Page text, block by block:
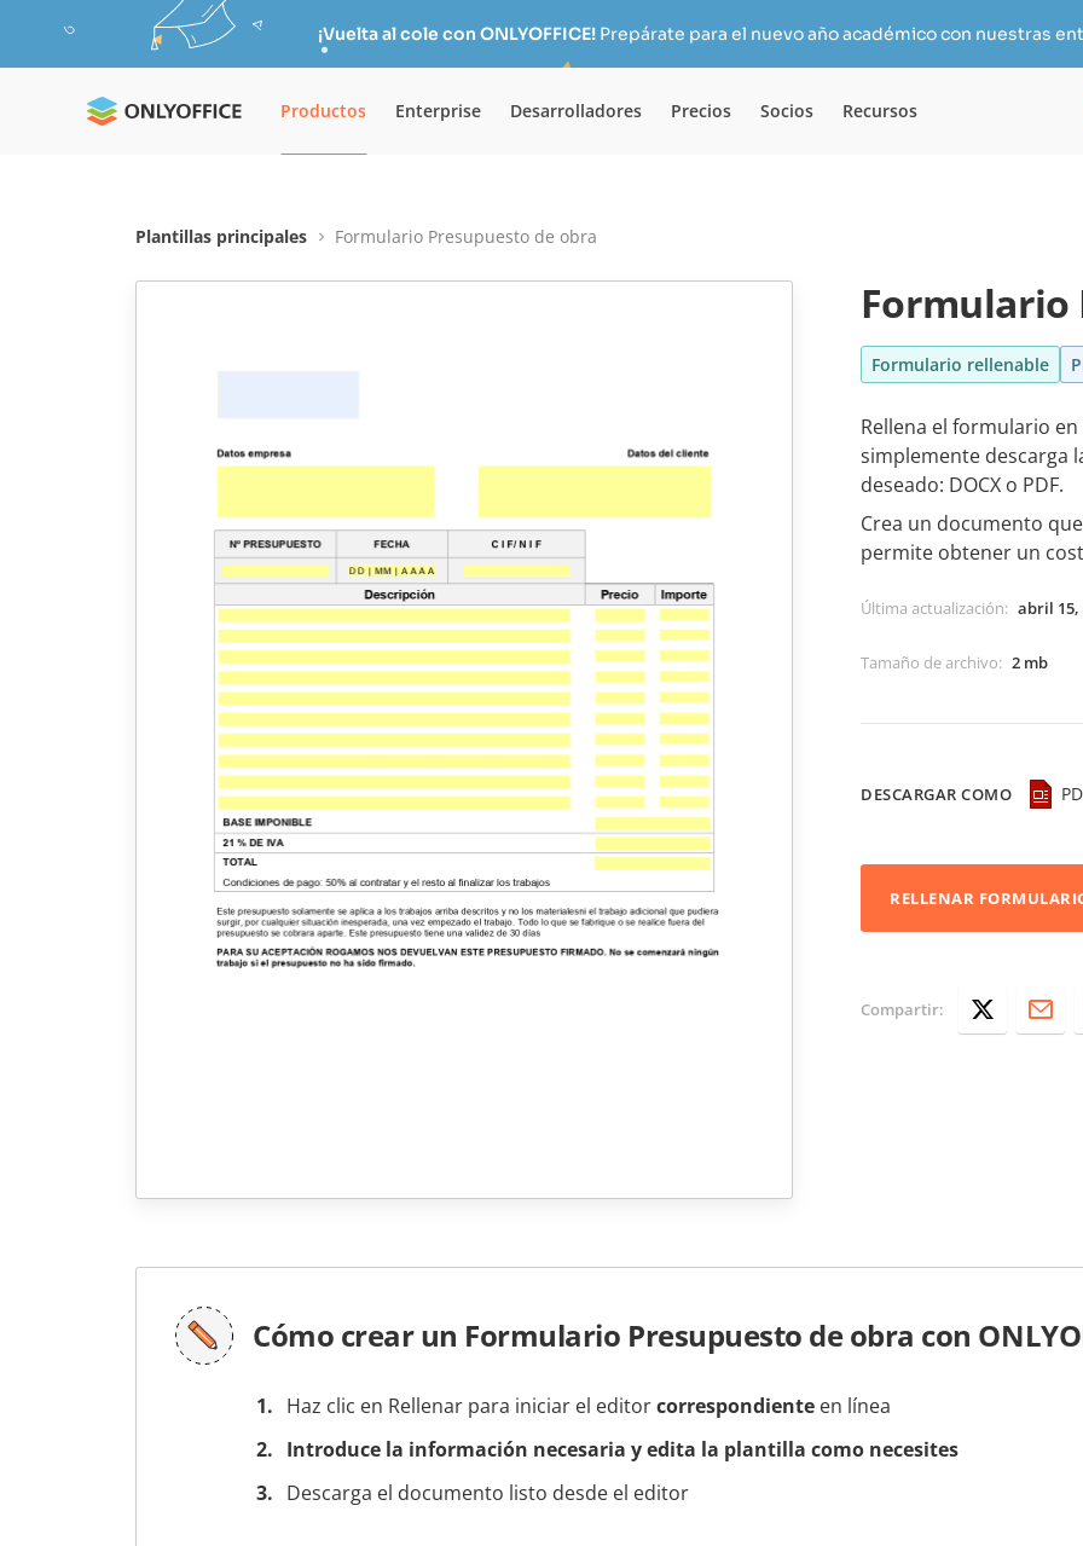
¡Vuelta al cole con ONLYOFFICE!Prepárate para el nuevo año académico con nuestras
Productos Enterprise Desarrolladores Precios Socios Recursos
Plantillas principales Formulario Presupuesto de obra
Formulario
Formulario rellenable
Rellena el formulario
simplemente descarga
deseado: DOCX o PDF.
Crea un documento
permite obtener un
Última actualización: abril 15,
Tamaño de archivo: 2 mb
DESCARGAR COMO
RELLENAR
Compartir:
Cómo crear un Formulario Presupuesto de obra con
Haz clic en Rellenar para iniciar el editorcorrespondiente en línea
Introduce la información necesaria y edita la plantilla como necesites
Descarga el documento listo desde el editor